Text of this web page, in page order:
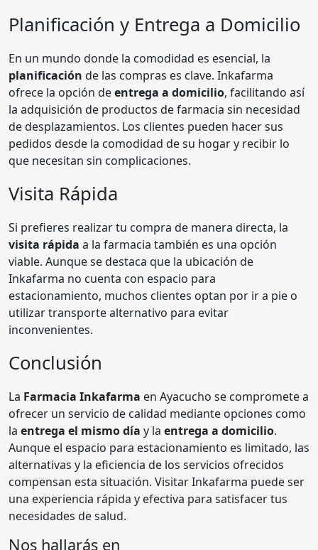
Planificación y Entrega a Domicilio
En un mundo donde la comodidad es esencial, la
planificación de las compras es clave. Inkafarma
ofrece la opción deentrega a domicilio, facilitando así
la adquisición de productos de farmacia sin necesidad
de desplazamientos. Los clientes pueden hacer sus
pedidos desde la comodidad de su hogar y recibir lo
que necesitan sin complicaciones.
Visita Rápida
Si prefieres realizar tu compra de manera directa, la
visita rápida a la farmacia también es una opción
viable. Aunque se destaca que la ubicación de
Inkafarma no cuenta con espacio para
estacionamiento, muchos clientes optan por ir a pie o
utilizar transporte alternativo para evitar
inconvenientes.
Conclusión
La Farmacia Inkafarma en Ayacucho se compromete a
ofrecer un servicio de calidad mediante opciones como
la entrega el mismo día y la entrega a domicilio.
Aunque el espacio para estacionamiento es limitado, las
alternativas y la eficiencia de los servicios ofrecidos
compensan esta situación. Visitar Inkafarma puede ser
una experiencia rápida y efectiva para satisfacer tus
necesidades de salud.
Nos hallarás en